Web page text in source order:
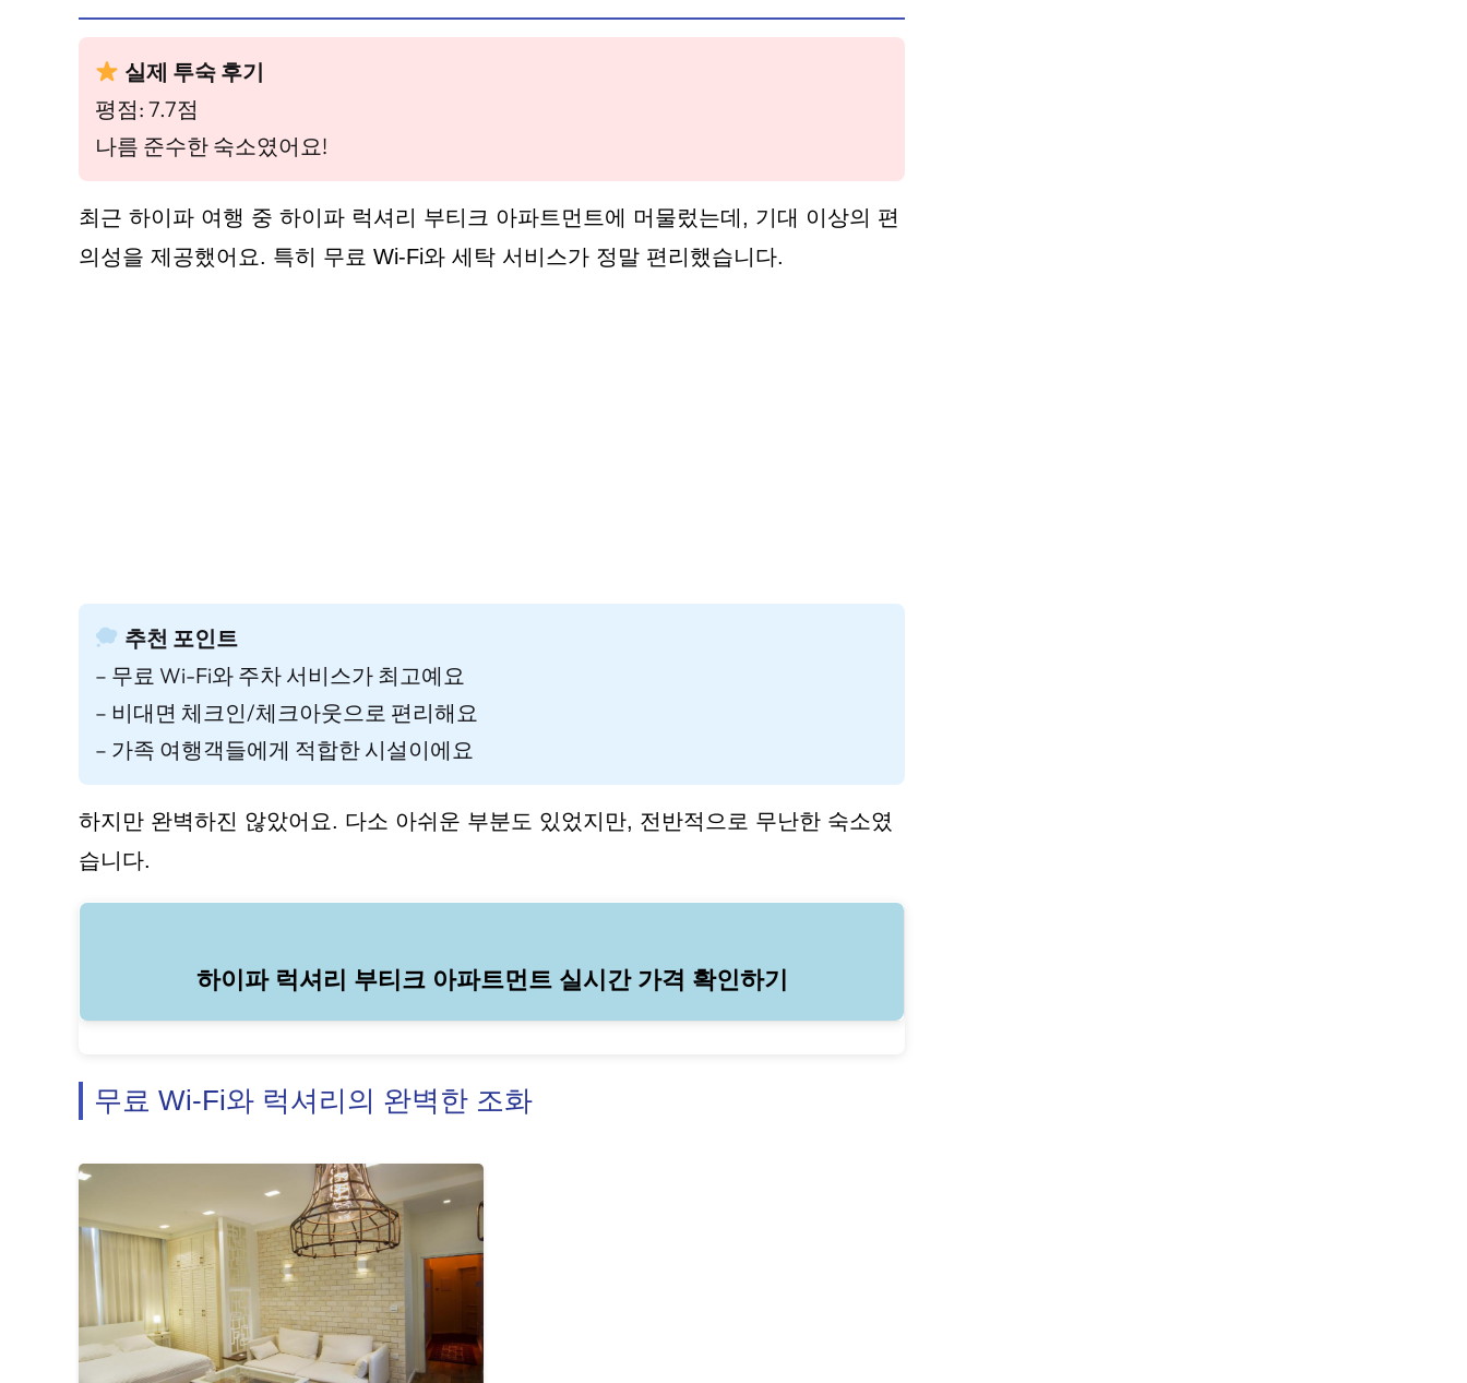
실제 투숙 후기
평점: 7.7점
나름 준수한 숙소였어요!
최근 하이파 여행 중 하이파 럭셔리 부티크 아파트먼트에 머물렀는데, 기대 이상의 편
의성을 제공했어요. 특히 무료 Wi-Fi와 세탁 서비스가 정말 편리했습니다.
추천 포인트
– 무료 Wi-Fi와 주차 서비스가 최고예요
– 비대면 체크인/체크아웃으로 편리해요
– 가족 여행객들에게 적합한 시설이에요
하지만 완벽하진 않았어요. 다소 아쉬운 부분도 있었지만, 전반적으로 무난한 숙소였
습니다.
하이파 럭셔리 부티크 아파트먼트 실시간 가격 확인하기
무료 Wi-Fi와 럭셔리의 완벽한 조화